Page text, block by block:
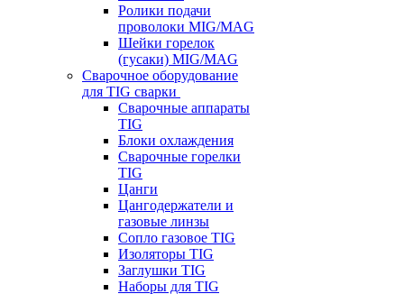
Ролики подачи
проволоки MIG/MAG
Шейки горелок
(гусаки) MIG/MAG
Сварочное оборудование
для TIG сварки
Сварочные аппараты
TIG
Блоки охлаждения
Сварочные горелки
TIG
Цанги
Цангодержатели и
газовые линзы
Сопло газовое TIG
Изоляторы TIG
Заглушки TIG
Наборы для TIG